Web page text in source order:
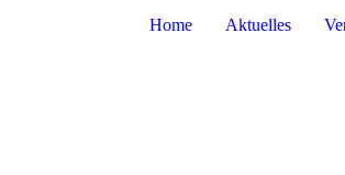
Home Aktuelles